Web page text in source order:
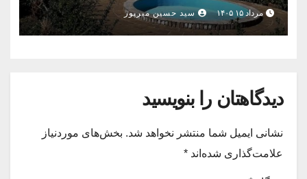
مرداد ۱۵ ۱۴۰۵ سید حسین میرپور
دیدگاهتان را بنویسید
نشانی ایمیل شما منتشر نخواهد شد. بخش‌های موردنیاز
علامت‌گذاری شده‌اند *